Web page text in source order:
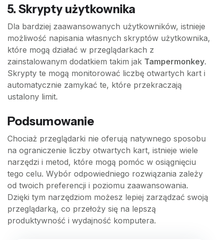
5. Skrypty użytkownika
Dla bardziej zaawansowanych użytkowników, istnieje
możliwość napisania własnych skryptów użytkownika,
które mogą działać w przeglądarkach z
zainstalowanym dodatkiem takim jak Tampermonkey.
Skrypty te mogą monitorować liczbę otwartych kart i
automatycznie zamykać te, które przekraczają
ustalony limit.
Podsumowanie
Chociaż przeglądarki nie oferują natywnego sposobu
na ograniczenie liczby otwartych kart, istnieje wiele
narzędzi i metod, które mogą pomóc w osiągnięciu
tego celu. Wybór odpowiedniego rozwiązania zależy
od twoich preferencji i poziomu zaawansowania.
Dzięki tym narzędziom możesz lepiej zarządzać swoją
przeglądarką, co przełoży się na lepszą
produktywność i wydajność komputera.